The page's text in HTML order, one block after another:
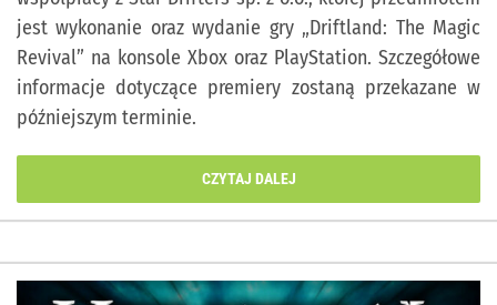
jest wykonanie oraz wydanie gry „Driftland: The Magic
Revival” na konsole Xbox oraz PlayStation. Szczegółowe
informacje dotyczące premiery zostaną przekazane w
późniejszym terminie.
CZYTAJ DALEJ